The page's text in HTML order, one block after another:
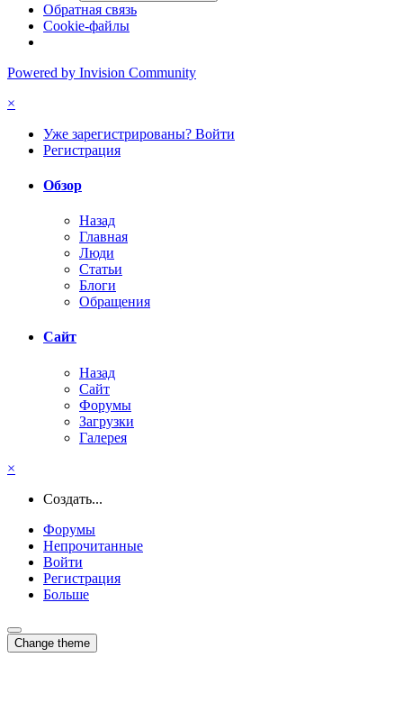
Обратная связь
Cookie-файлы
Powered by Invision Community
×
Уже зарегистрированы? Войти
Регистрация
Обзор
Назад
Главная
Люди
Статьи
Блоги
Обращения
Сайт
Назад
Сайт
Форумы
Загрузки
Галерея
×
Создать...
Форумы
Непрочитанные
Войти
Регистрация
Больше
Change theme